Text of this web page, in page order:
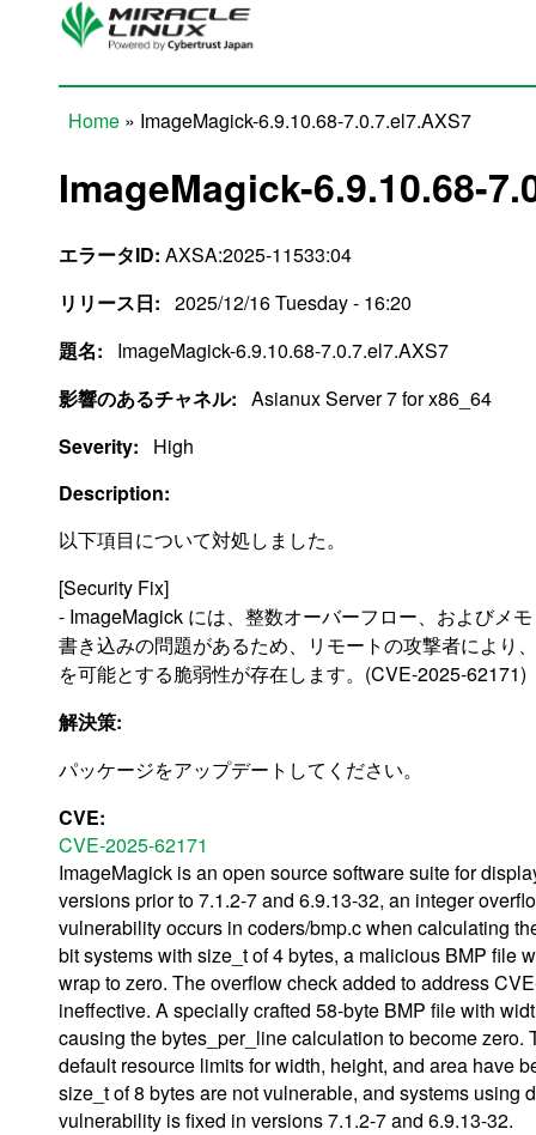
Skip to main content
Home » ImageMagick-6.9.10.68-7.0.7.el7.AXS7
ImageMagick-6.9.10.68-
エラータID: AXSA:2025-11533:04
リリース日: 2025/12/16 Tuesday - 16:20
題名:
ImageMagick-6.9.10.68-7.0.7.el7.AXS7
影響のあるチャネル: Asianux Server 7 for x86_64
Severity:
High
Description:
以下項目について対処しました。
[Security Fix]
- ImageMagick には、整数オーバーフロー、およびメ
書き込みの問題があるため、リモートの攻撃者により
を可能とする脆弱性が存在します。(CVE-2025-62171)
解決策:
パッケージをアップデートしてください。
CVE:
CVE-2025-62171
ImageMagick is an open source software suite for
versions prior to 7.1.2-7 and 6.9.13-32, an integer
vulnerability occurs in coders/bmp.c when calculating
bit systems with size_t of 4 bytes, a malicious BMP file
wrap to zero. The overflow check added to address
ineffective. A specially crafted 58-byte BMP file with
causing the bytes_per_line calculation to become
default resource limits for width, height, and area have
size_t of 8 bytes are not vulnerable, and systems
vulnerability is fixed in versions 7.1.2-7 and 6.9.13-32.